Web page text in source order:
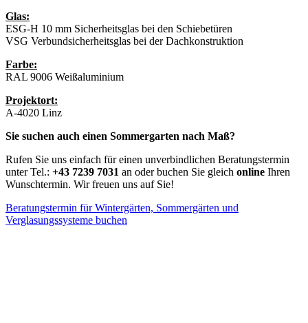
Glas:
ESG-H 10 mm Sicherheitsglas bei den Schiebetüren
VSG Verbundsicherheitsglas bei der Dachkonstruktion
Farbe:
RAL 9006 Weißaluminium
Projektort:
A-4020 Linz
Sie suchen auch einen Sommergarten nach Maß?
Rufen Sie uns einfach für einen unverbindlichen Beratungstermin
unter Tel.: +43 7239 7031 an oder buchen Sie gleich online Ihren
Wunschtermin. Wir freuen uns auf Sie!
Beratungstermin für Wintergärten, Sommergärten und
Verglasungssysteme buchen